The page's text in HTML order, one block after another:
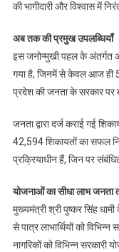
की भागीदारी और विश्वास में
अब तक की प्रमुख उपलब्धियाँ
इस जनोन्मुखी पहल के अंतर्गत
गया है, जिनमें से केवल आज ही
प्रदेश की जनता के सरकार पर
जनता द्वारा दर्ज कराई गई
42,594 शिकायतों का सफल
प्रक्रियाधीन हैं, जिन पर संबंधित
योजनाओं का सीधा लाभ जनता
मुख्यमंत्री श्री पुष्कर सिंह
से पात्र लाभार्थियों को
नागरिकों को विभिन्न सरकारी